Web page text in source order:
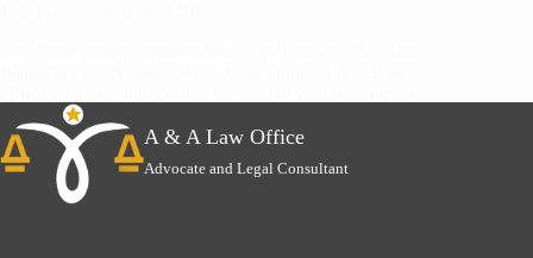
menyelesaikan permasalahan hukum di…
A & A Law Office
Advocate and Legal Consultant